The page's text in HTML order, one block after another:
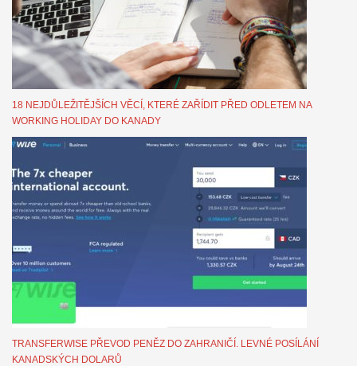
18 NEJDŮLEŽITĚJŠÍCH VĚCÍ, KTERÉ ZAŘÍDIT PŘED ODLETEM NA
WORKING HOLIDAY DO KANADY
TRANSFERWISE PŘEVOD PENĚZ DO ZAHRANIČÍ. LEVNÉ POSÍLÁNÍ
KANADSKÝCH DOLARŮ